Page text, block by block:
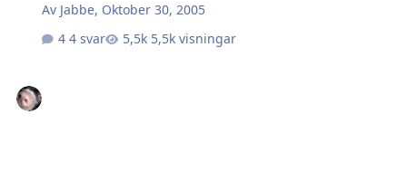
Av Jabbe, Oktober 30, 2005
4 svar
5,5k visningar